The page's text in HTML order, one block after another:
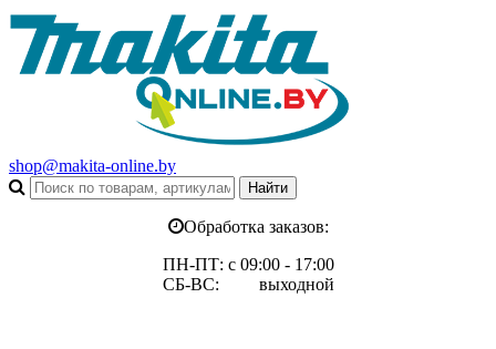
shop@makita-online.by
Обработка заказов:
ПН-ПТ: с 09:00 - 17:00
СБ-ВС: выходной